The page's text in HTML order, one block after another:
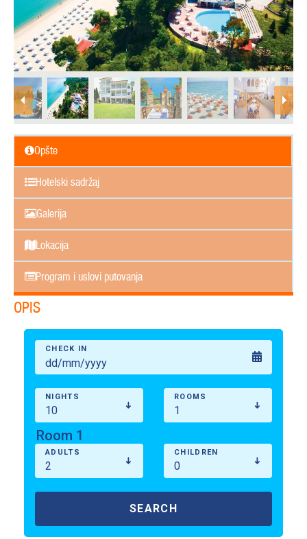
Opšte
Hotelski sadržaj
Galerija
Lokacija
Program i uslovi putovanja
OPIS